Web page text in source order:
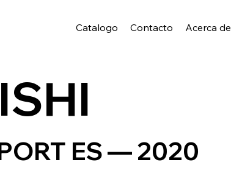
Catalogo Contacto Acerca de
ES — 2020